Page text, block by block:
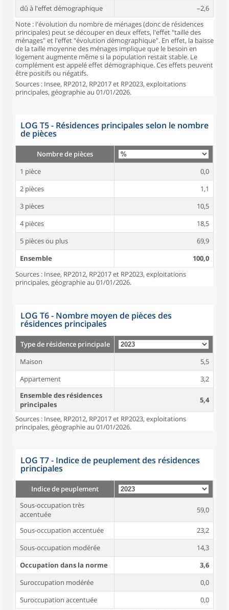
dû à l'effet démographique
–2,6
Note : l'évolution du nombre de ménages (donc de résidences
principales) peut se découper en deux effets, l'effet "taille des
ménages" et l'effet "évolution démographique". En effet, la baisse
de la taille moyenne des ménages implique que le besoin en
logement augmente même si la population restait stable. Le
complément est appelé effet démographique. Ces effets peuvent
être positifs ou négatifs.
Sources : Insee, RP2012, RP2017 et RP2023, exploitations
principales, géographie au 01/01/2026.
LOG T5 - Résidences principales selon le nombre
de pièces
Nombre de pièces
1 pièce
0,0
2 pièces
1,1
3 pièces
10,5
4 pièces
18,5
5 pièces ou plus
69,9
Ensemble
100,0
Sources : Insee, RP2012, RP2017 et RP2023, exploitations
principales, géographie au 01/01/2026.
LOG T6 - Nombre moyen de pièces des
résidences principales
Type de résidence principale
Maison
5,5
Appartement
3,2
Ensemble des résidences
principales
5,4
Sources : Insee, RP2012, RP2017 et RP2023, exploitations
principales, géographie au 01/01/2026.
LOG T7 - Indice de peuplement des résidences
principales
Indice de peuplement
Sous-occupation très
accentuée
59,0
Sous-occupation accentuée
23,2
Sous-occupation modérée
14,3
Occupation dans la norme
3,6
Suroccupation modérée
0,0
Suroccupation accentuée
0,0